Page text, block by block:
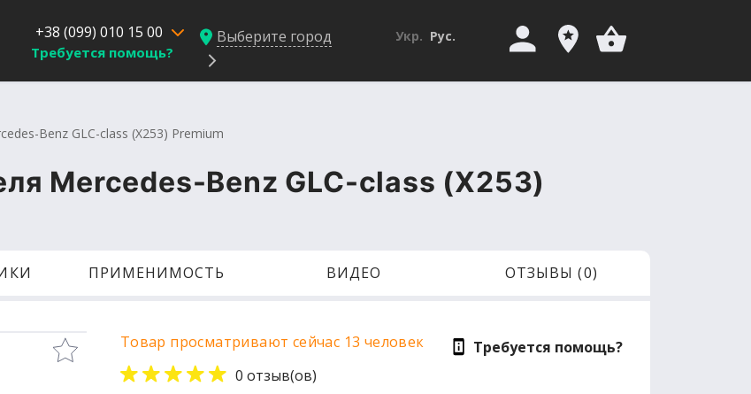
+38 (099) 010 15 00
Требуется помощь?
Выберите город Укр. Рус.
Benz GLC-class (X253) Premium
Mercedes-Benz GLC-class (X253)
ПРИМЕНИМОСТЬ ВИДЕО ОТЗЫВЫ (0)
Товар просматривают сейчас 13 человек
0 отзыв(ов)
Требуется помощь?